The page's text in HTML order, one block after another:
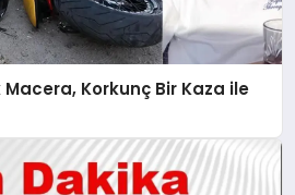
Korkunç Bir Kaza ile